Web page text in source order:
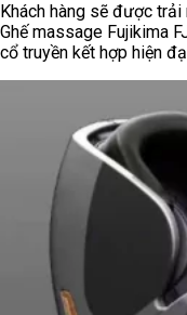
Khách hàng sẽ được
Ghế massage Fujikima
cổ truyền kết hợp hiện